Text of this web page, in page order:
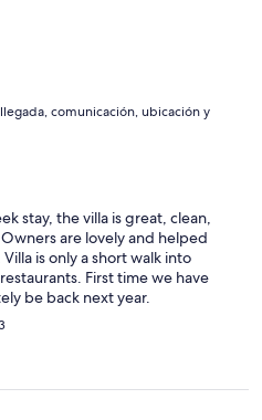
comunicación, ubicación y
stay, the villa is great, clean,
are lovely and helped
is only a short walk into
First time we have
be back next year.